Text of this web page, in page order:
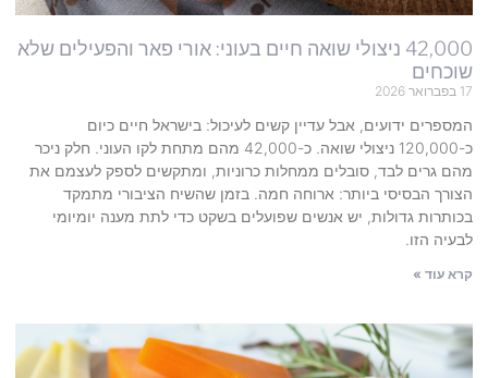
42,000 ניצולי שואה חיים בעוני: אורי פאר והפעילים שלא
שוכחים
17 בפברואר 2026
המספרים ידועים, אבל עדיין קשים לעיכול: בישראל חיים כיום
כ-120,000 ניצולי שואה. כ-42,000 מהם מתחת לקו העוני. חלק ניכר
מהם גרים לבד, סובלים ממחלות כרוניות, ומתקשים לספק לעצמם את
הצורך הבסיסי ביותר: ארוחה חמה. בזמן שהשיח הציבורי מתמקד
בכותרות גדולות, יש אנשים שפועלים בשקט כדי לתת מענה יומיומי
לבעיה הזו.
קרא עוד »